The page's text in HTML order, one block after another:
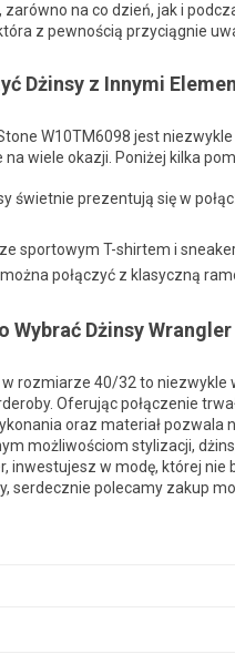
na co dzień, jak i
z pewnością przyciągnie
Dżinsy z Innymi
W10TM6098 jest
wiele okazji. Poniżej kilka
świetnie prezentują się w
sportowym T-shirtem i
połączyć z klasyczną
Wybrać Dżinsy Wrangler
rozmiarze 40/32 to
Oferując połączenie
oraz materiał
możliwościom stylizacji,
inwestujesz w modę, której nie
serdecznie polecamy zakup